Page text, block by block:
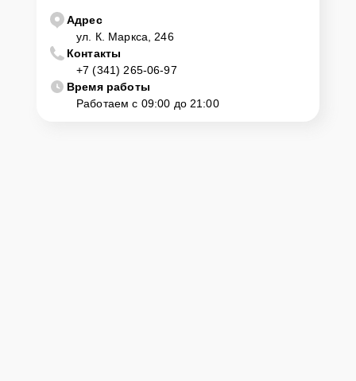
центр
Клиент может самостоятельно привезти устройство на
диагностику и ремонт. Для этого нужно позвонить по телефону
горячей линии или оставить заявку, согласовать удобное время и
подъехать по адресу: г. Ижевск, ул. К. Маркса, 246.
Адрес
ул. К. Маркса, 246
Контакты
+7 (341) 265-06-97
Время работы
Работаем с 09:00 до 21:00